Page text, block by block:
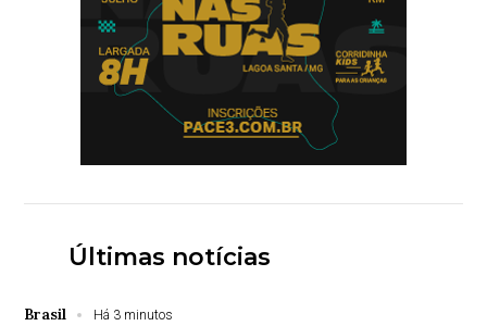
Últimas notícias
Brasil Há 3 minutos